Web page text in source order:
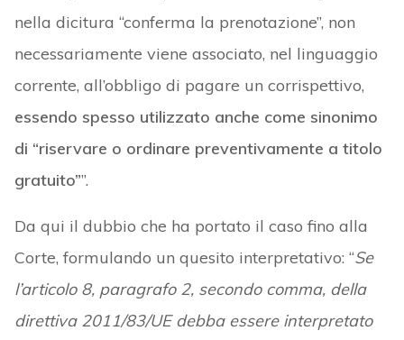
nella dicitura “conferma la prenotazione”, non
necessariamente viene associato, nel linguaggio
corrente, all’obbligo di pagare un corrispettivo,
essendo spesso utilizzato anche come sinonimo
di “riservare o ordinare preventivamente a titolo
gratuito””.
Da qui il dubbio che ha portato il caso fino alla
Corte, formulando un quesito interpretativo: “Se
l’articolo 8, paragrafo 2, secondo comma, della
direttiva 2011/83/UE debba essere interpretato